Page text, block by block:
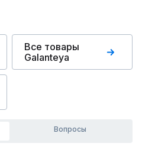
Все товары
Galanteya
Вопросы